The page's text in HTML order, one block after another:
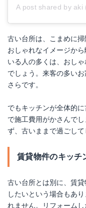
A post shared by aki
古い台所は、こまめに掃
おしゃれなイメージか
いる人の多くは、おし
でしょう。来客の多い
さらです。
でもキッチンが全体的
で施工費用がかさんで
ず、古いままで過ごして
賃貸物件のキッチ
古い台所とは別に、賃
したいという場合もあ
れません。リフォーム